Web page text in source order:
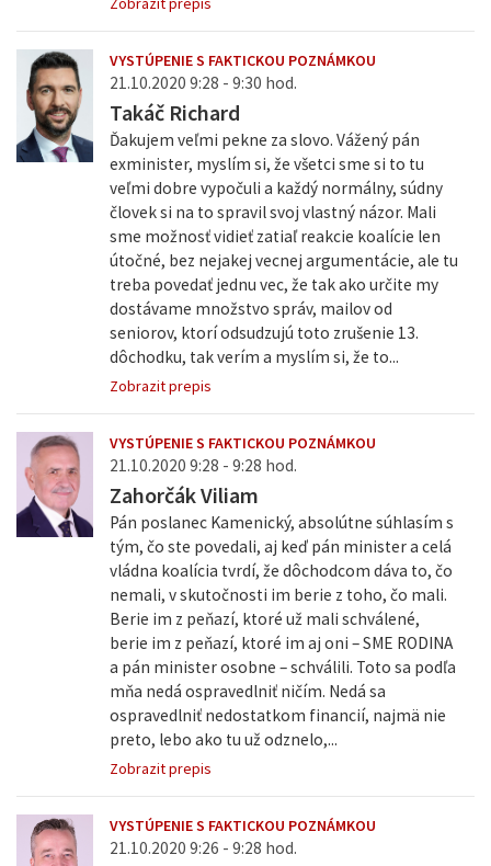
VYSTÚPENIE S FAKTICKOU POZNÁMKOU
21.10.2020 9:28 - 9:30 hod.
Takáč Richard
Ďakujem veľmi pekne za slovo. Vážený pán
exminister, myslím si, že všetci sme si to tu
veľmi dobre vypočuli a každý normálny, súdny
človek si na to spravil svoj vlastný názor. Mali
sme možnosť vidieť zatiaľ reakcie koalície len
útočné, bez nejakej vecnej argumentácie, ale tu
treba povedať jednu vec, že tak ako určite my
dostávame množstvo správ, mailov od
seniorov, ktorí odsudzujú toto zrušenie 13.
dôchodku, tak verím a myslím si, že to...
Zobrazit prepis
VYSTÚPENIE S FAKTICKOU POZNÁMKOU
21.10.2020 9:28 - 9:28 hod.
Zahorčák Viliam
Pán poslanec Kamenický, absolútne súhlasím s
tým, čo ste povedali, aj keď pán minister a celá
vládna koalícia tvrdí, že dôchodcom dáva to, čo
nemali, v skutočnosti im berie z toho, čo mali.
Berie im z peňazí, ktoré už mali schválené,
berie im z peňazí, ktoré im aj oni – SME RODINA
a pán minister osobne – schválili. Toto sa podľa
mňa nedá ospravedlniť ničím. Nedá sa
ospravedlniť nedostatkom financií, najmä nie
preto, lebo ako tu už odznelo,...
Zobrazit prepis
VYSTÚPENIE S FAKTICKOU POZNÁMKOU
21.10.2020 9:26 - 9:28 hod.